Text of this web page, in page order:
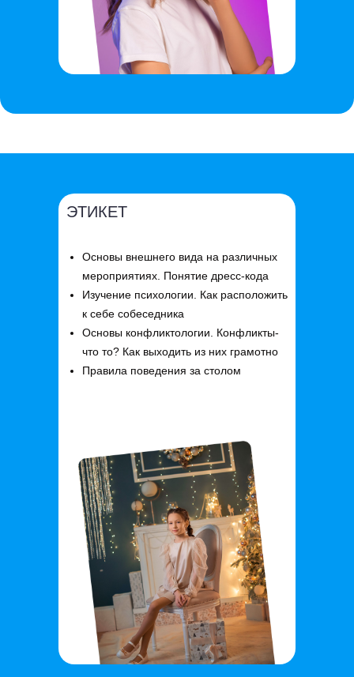
ЭТИКЕТ
Основы внешнего вида на различных
мероприятиях. Понятие дресс-кода
Изучение психологии. Как расположить
к себе собеседника
Основы конфликтологии. Конфликты-
что то? Как выходить из них грамотно
Правила поведения за столом